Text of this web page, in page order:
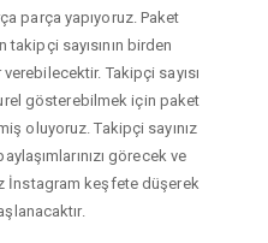
parça yapıyoruz. Paket
takipçi sayısının birden
Takipçi sayısı
gösterebilmek için paket
oluyoruz. Takipçi sayınız
görecek ve
İnstagram keşfete düşerek